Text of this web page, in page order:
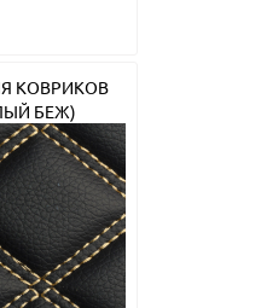
КОВРИКОВ
БЕЖ)